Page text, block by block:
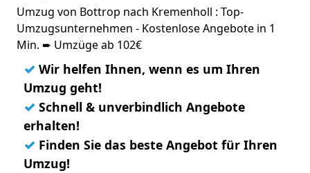
Umzug von Bottrop nach Kremenholl : Top-
Umzugsunternehmen - Kostenlose Angebote in 1
Min. ➨ Umzüge ab 102€
✓ Wir helfen Ihnen, wenn es um Ihren
Umzug geht!
✓ Schnell & unverbindlich Angebote
erhalten!
✓ Finden Sie das beste Angebot für Ihren
Umzug!